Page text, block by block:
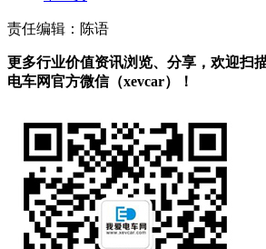
责任编辑：陈语
更多行业价值资讯浏览、分享，欢迎扫
电车网官方微信（xevcar）！